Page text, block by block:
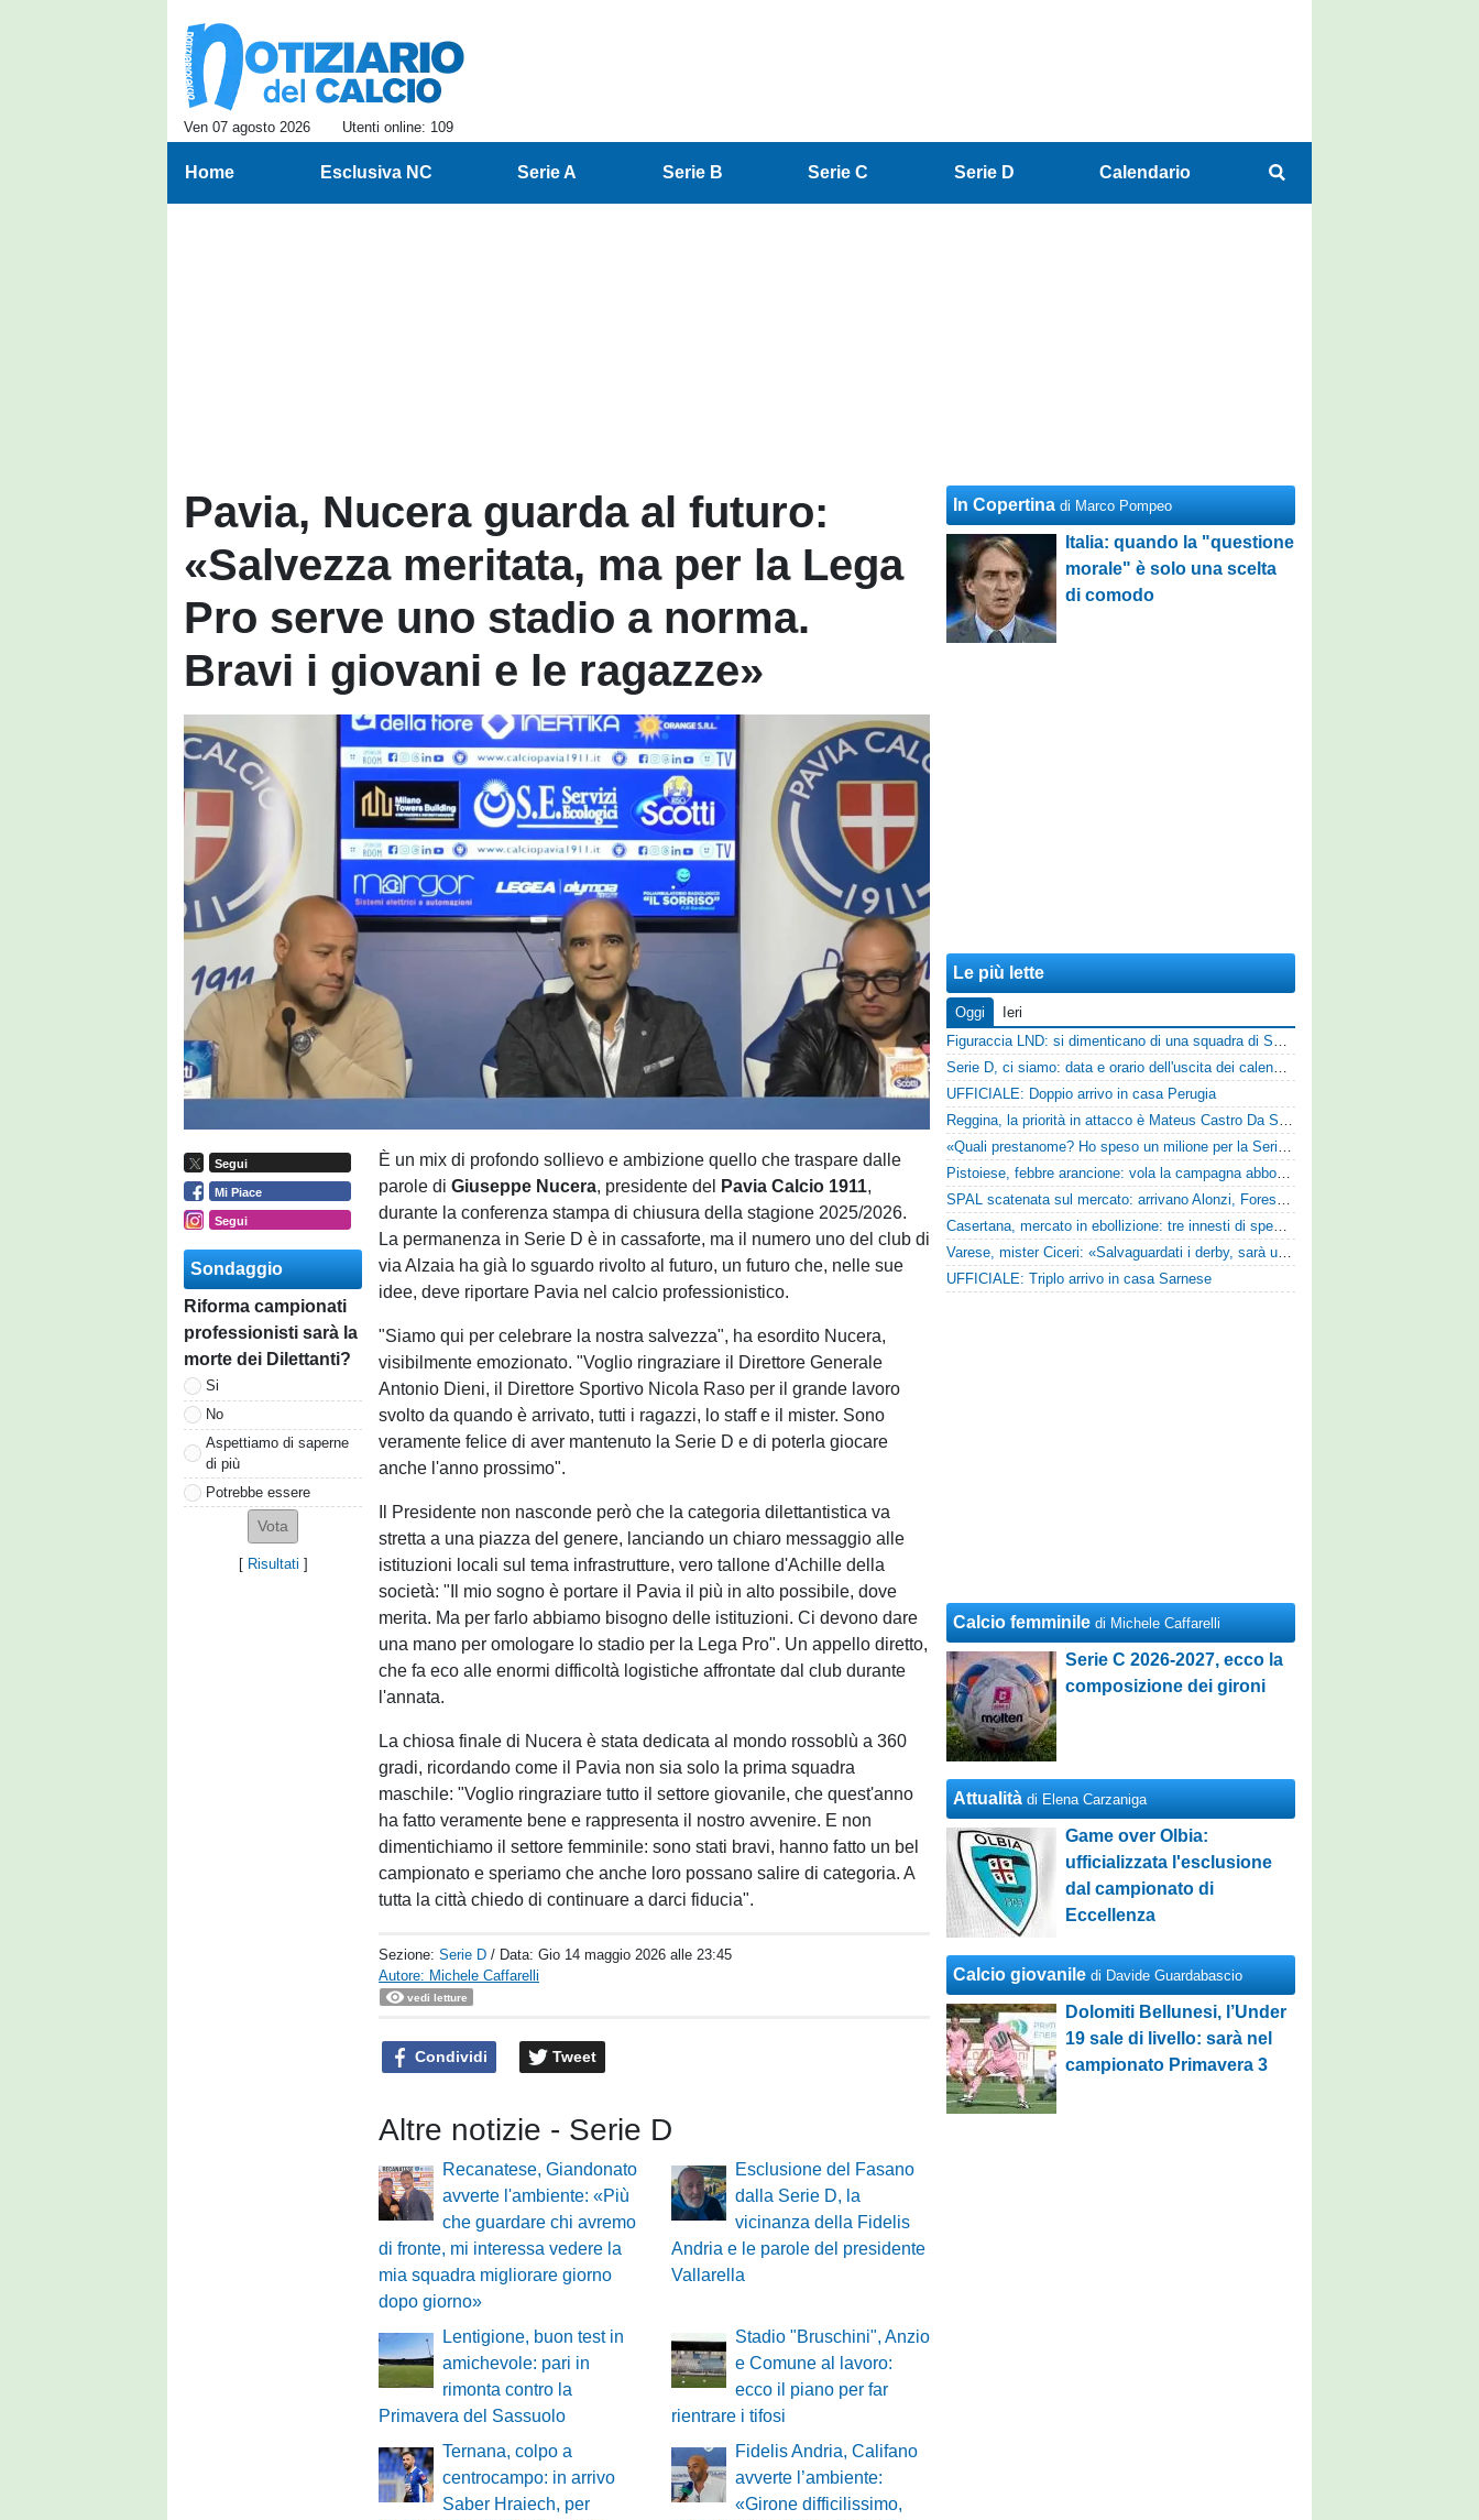
Ven 07 agosto 2026 Utenti online: 109
Home Esclusiva NC Serie A Serie B Serie C Serie D Calendario
Pavia, Nucera guarda al futuro:
«Salvezza meritata, ma per la Lega
Pro serve uno stadio a norma.
Bravi i giovani e le ragazze»
Segui
Mi Piace
Segui
Sondaggio
Riforma campionati
professionisti sarà la
morte dei Dilettanti?
Si
No
Aspettiamo di saperne
di più
Potrebbe essere
[ Risultati ]
È un mix di profondo sollievo e ambizione quello che traspare dalle
parole diGiuseppe Nucera, presidente del Pavia Calcio 1911,
durante la conferenza stampa di chiusura della stagione 2025/2026.
La permanenza in Serie D è in cassaforte, ma il numero uno del club di
via Alzaia ha già lo sguardo rivolto al futuro, un futuro che, nelle sue
idee, deve riportare Pavia nel calcio professionistico.
"Siamo qui per celebrare la nostra salvezza", ha esordito Nucera,
visibilmente emozionato. "Voglio ringraziare il Direttore Generale
Antonio Dieni, il Direttore Sportivo Nicola Raso per il grande lavoro
svolto da quando è arrivato, tutti i ragazzi, lo staff e il mister. Sono
veramente felice di aver mantenuto la Serie D e di poterla giocare
anche l'anno prossimo".
Il Presidente non nasconde però che la categoria dilettantistica va
stretta a una piazza del genere, lanciando un chiaro messaggio alle
istituzioni locali sul tema infrastrutture, vero tallone d'Achille della
società: "Il mio sogno è portare il Pavia il più in alto possibile, dove
merita. Ma per farlo abbiamo bisogno delle istituzioni. Ci devono dare
una mano per omologare lo stadio per la Lega Pro". Un appello diretto,
che fa eco alle enormi difficoltà logistiche affrontate dal club durante
l'annata.
La chiosa finale di Nucera è stata dedicata al mondo rossoblù a 360
gradi, ricordando come il Pavia non sia solo la prima squadra
maschile: "Voglio ringraziare tutto il settore giovanile, che quest'anno
ha fatto veramente bene e rappresenta il nostro avvenire. E non
dimentichiamo il settore femminile: sono stati bravi, hanno fatto un bel
campionato e speriamo che anche loro possano salire di categoria. A
tutta la città chiedo di continuare a darci fiducia".
Sezione:Serie D / Data:Gio 14 maggio 2026 alle 23:45
Autore: Michele Caffarelli
vedi letture
Condividi Tweet
Altre notizie - Serie D
Recanatese, Giandonato
avverte l'ambiente: «Più
che guardare chi avremo
di fronte, mi interessa vedere la
mia squadra migliorare giorno
dopo giorno»
Esclusione del Fasano
dalla Serie D, la
vicinanza della Fidelis
Andria e le parole del presidente
Vallarella
Lentigione, buon test in
amichevole: pari in
rimonta contro la
Primavera del Sassuolo
Stadio "Bruschini", Anzio
e Comune al lavoro:
ecco il piano per far
rientrare i tifosi
Ternana, colpo a
centrocampo: in arrivo
Saber Hraiech, per
Fidelis Andria, Califano
avverte l’ambiente:
«Girone difficilissimo,
In Copertina di Marco Pompeo
Italia: quando la "questione
morale" è solo una scelta
di comodo
Le più lette
Oggi
Ieri
Figuraccia LND: si dimenticano di una squadra di Serie D, è da rifare il programma Coppa Italia
Serie D, ci siamo: data e orario dell'uscita dei calendari ufficiali
UFFICIALE: Doppio arrivo in casa Perugia
Reggina, la priorità in attacco è Mateus Castro Da Silva: ore decisive per la fumata bianca
«Quali prestanome? Ho speso un milione per la Serie D»: Bandecchi rompe il silenzio sul futuro della Ternana
Pistoiese, febbre arancione: vola la campagna abbonamenti, superata quota 750 tessere
SPAL scatenata sul mercato: arrivano Alonzi, Foresta, Munaretto e Tobia
Casertana, mercato in ebollizione: tre innesti di spessore per lo scacchiere di Vinicio Espinal
Varese, mister Ciceri: «Salvaguardati i derby, sarà un campionato avvincente»
UFFICIALE: Triplo arrivo in casa Sarnese
Calcio femminile di Michele Caffarelli
Serie C 2026-2027, ecco la
composizione dei gironi
Attualità di Elena Carzaniga
Game over Olbia:
ufficializzata l'esclusione
dal campionato di
Eccellenza
Calcio giovanile di Davide Guardabascio
Dolomiti Bellunesi, l’Under
19 sale di livello: sarà nel
campionato Primavera 3